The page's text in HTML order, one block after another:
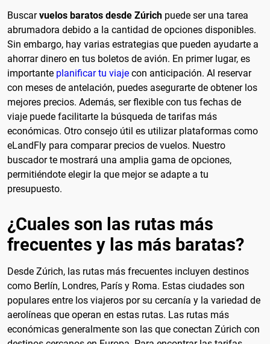
Buscarvuelos baratos desde Zúrich puede ser una tarea
abrumadora debido a la cantidad de opciones disponibles.
Sin embargo, hay varias estrategias que pueden ayudarte a
ahorrar dinero en tus boletos de avión. En primer lugar, es
importante planificar tu viaje con anticipación. Al reservar
con meses de antelación, puedes asegurarte de obtener los
mejores precios. Además, ser flexible con tus fechas de
viaje puede facilitarte la búsqueda de tarifas más
económicas. Otro consejo útil es utilizar plataformas como
eLandFly para comparar precios de vuelos. Nuestro
buscador te mostrará una amplia gama de opciones,
permitiéndote elegir la que mejor se adapte a tu
presupuesto.
¿Cuales son las rutas más
frecuentes y las más baratas?
Desde Zúrich, las rutas más frecuentes incluyen destinos
como Berlín, Londres, París y Roma. Estas ciudades son
populares entre los viajeros por su cercanía y la variedad de
aerolíneas que operan en estas rutas. Las rutas más
económicas generalmente son las que conectan Zúrich con